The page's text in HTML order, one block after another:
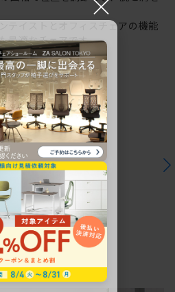
テイストとオフィスチェアの機能
最適なチェアです。
項